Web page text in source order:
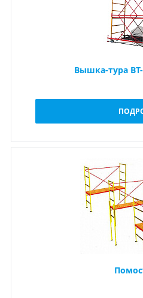
Вышка-тура ВТ-